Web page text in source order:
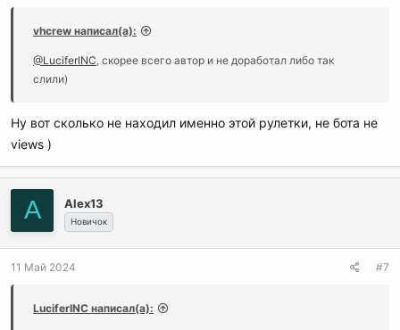
vhcrew написал(а):
@LuciferINC, скорее всего автор и не доработал либо так
слили)
Ну вот сколько не находил именно этой рулетки, не бота не
views )
A Alex13
Новичок
11 Май 2024 #7
LuciferINC написал(а):